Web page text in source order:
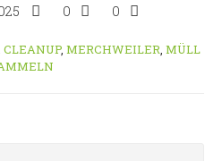
0 0
CLEANUP, MERCHWEILER, MÜLL